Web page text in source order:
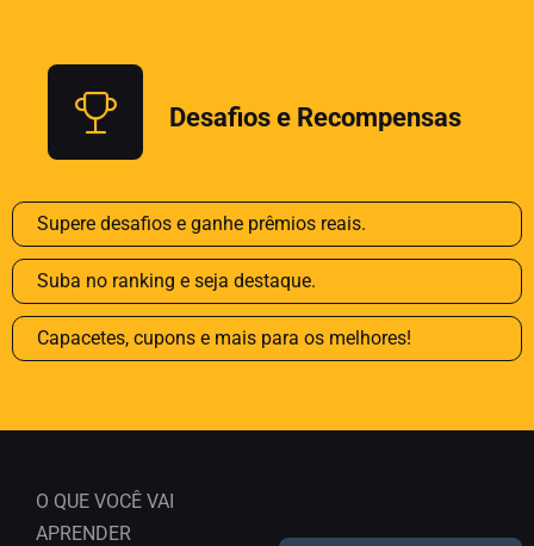
Desafios e Recompensas
Supere desafios e ganhe prêmios reais.
Suba no ranking e seja destaque.
Capacetes, cupons e mais para os melhores!
O QUE VOCÊ VAI
APRENDER